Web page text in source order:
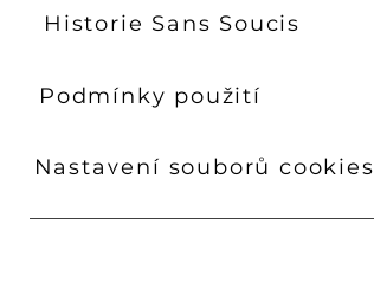
Historie Sans Soucis
Podmínky použití
Nastavení souborů cookies